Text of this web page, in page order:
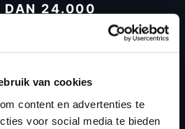
van cookies
content en advertenties te
voor social media te bieden
DAN 24.000
VOOR DYNO-
én maximale controle in
krijg je alles wat je nodig